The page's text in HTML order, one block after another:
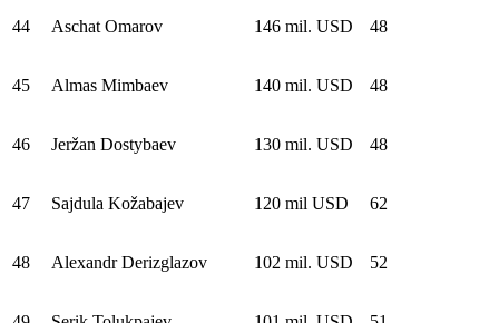
44 Aschat Omarov 146 mil. USD 48
45 Almas Mimbaev 140 mil. USD 48
46 Jeržan Dostybaev 130 mil. USD 48
47 Sajdula Kožabajev 120 mil USD 62
48 Alexandr Derizglazov 102 mil. USD 52